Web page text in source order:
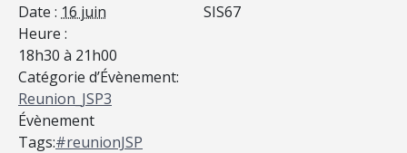
Date : 16 juin
Heure :
18h30 à 21h00
Catégorie d’Évènement:
Reunion_JSP3
Évènement
Tags:#reunionJSP
SIS67